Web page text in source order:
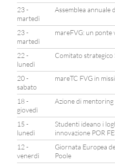
23 -
martedì
Assemblea annuale
23 -
martedì
mareFVG: un ponte
22 -
lunedì
Comitato strategico
20 -
sabato
mareTC FVG in
18 -
giovedì
Azione di
15 -
lunedì
Studenti ideano i
innovazione POR
12 -
venerdì
Giornata Europea
Poole